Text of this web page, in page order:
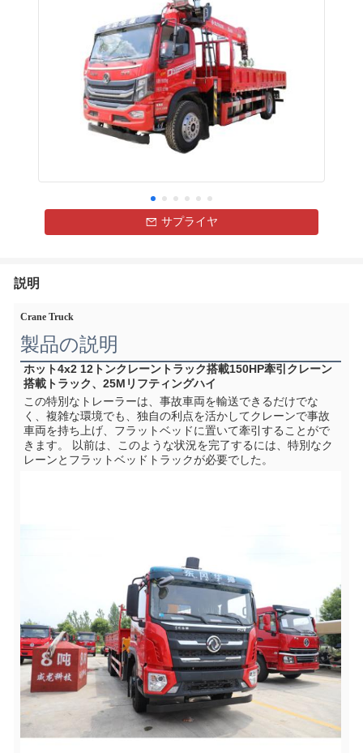
サプライヤ
説明
Crane Truck
製品の説明
ホット4x2 12トンクレーントラック搭載150HP牽引クレーン
搭載トラック、25Mリフティングハイ
この特別なトレーラーは、事故車両を輸送できるだけでな
く、複雑な環境でも、独自の利点を活かしてクレーンで事故
車両を持ち上げ、フラットベッドに置いて牽引することがで
きます。 以前は、このような状況を完了するには、特別なク
レーンとフラットベッドトラックが必要でした。